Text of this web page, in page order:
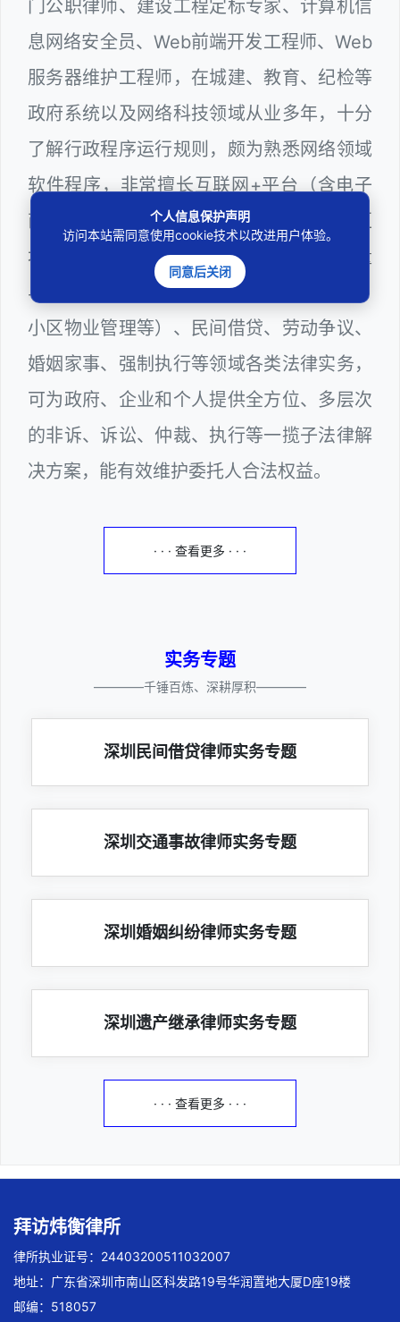
门公职律师、建设工程定标专家、计算机信
息网络安全员、Web前端开发工程师、Web
服务器维护工程师，在城建、教育、纪检等
政府系统以及网络科技领域从业多年，十分
了解行政程序运行规则，颇为熟悉网络领域
软件程序，非常擅长互联网+平台（含电子
商务、网络游戏、软件程序、数据合规、区
块链等）、房地产与建设工程（含工程质量
与结算、房屋买卖与租赁、征地拆迁赔偿、
小区物业管理等）、民间借贷、劳动争议、
婚姻家事、强制执行等领域各类法律实务，
可为政府、企业和个人提供全方位、多层次
的非诉、诉讼、仲裁、执行等一揽子法律解
决方案，能有效维护委托人合法权益。
· · · 查看更多 · · ·
实务专题
————千锤百炼、深耕厚积————
深圳民间借贷律师实务专题
深圳交通事故律师实务专题
深圳婚姻纠纷律师实务专题
深圳遗产继承律师实务专题
· · · 查看更多 · · ·
拜访炜衡律所
律所执业证号：24403200511032007
地址：广东省深圳市南山区科发路19号华润置地大厦D座19楼
邮编：518057
个人信息保护声明
访问本站需同意使用cookie技术以改进用户体验。
同意后关闭